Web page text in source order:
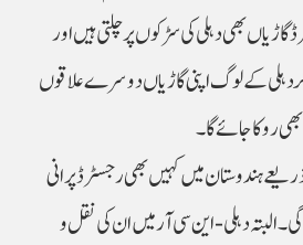
بھی دہلی کی سڑکوں پر چلتی ہیں اور
دہلی کے لوگ اپنی گاڑیاں دوسرے علاقوں
روکا جائے گا۔
ہندوستان میں کہیں بھی رجسٹرڈ پرانی
البتہ دہلی-این سی آر میں ان کی نقل و